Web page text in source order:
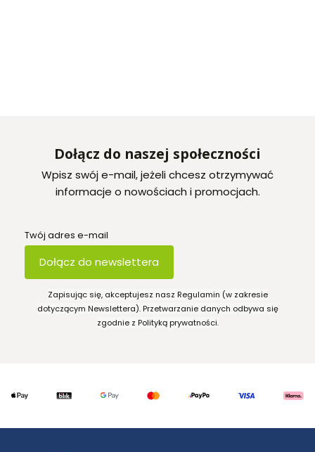
Dołącz do naszej społeczności
Wpisz swój e-mail, jeżeli chcesz otrzymywać
informacje o nowościach i promocjach.
Twój adres e-mail
Dołącz do newslettera
Zapisując się, akceptujesz nasz Regulamin (w zakresie
dotyczącym Newslettera). Przetwarzanie danych odbywa się
zgodnie z Polityką prywatności.